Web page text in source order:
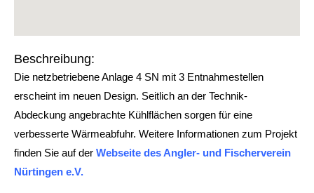
Beschreibung:
Die netzbetriebene Anlage 4 SN mit 3 Entnahmestellen
erscheint im neuen Design. Seitlich an der Technik-
Abdeckung angebrachte Kühlflächen sorgen für eine
verbesserte Wärmeabfuhr. Weitere Informationen zum Projekt
finden Sie auf der Webseite des Angler- und Fischerverein
Nürtingen e.V.